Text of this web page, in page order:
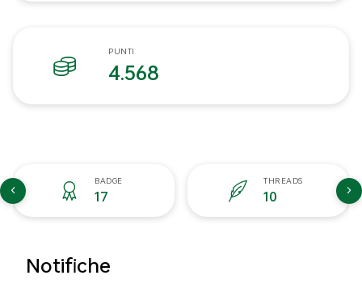
PUNTI
4.568
BADGE
17
THREADS
10
Notifiche